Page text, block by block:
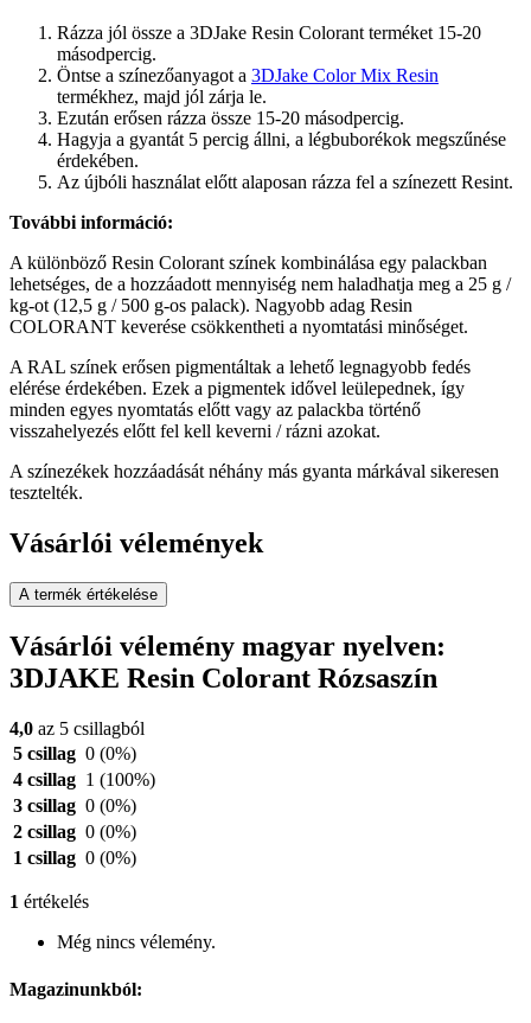
Rázza jól össze a 3DJake Resin Colorant terméket 15-20
másodpercig.
Öntse a színezőanyagot a 3DJake Color Mix Resin
termékhez, majd jól zárja le.
Ezután erősen rázza össze 15-20 másodpercig.
Hagyja a gyantát 5 percig állni, a légbuborékok megszűnése
érdekében.
Az újbóli használat előtt alaposan rázza fel a színezett Resint.
További információ:
A különböző Resin Colorant színek kombinálása egy palackban
lehetséges, de a hozzáadott mennyiség nem haladhatja meg a 25 g /
kg-ot (12,5 g / 500 g-os palack). Nagyobb adag Resin
COLORANT keverése csökkentheti a nyomtatási minőséget.
A RAL színek erősen pigmentáltak a lehető legnagyobb fedés
elérése érdekében. Ezek a pigmentek idővel leülepednek, így
minden egyes nyomtatás előtt vagy az palackba történő
visszahelyezés előtt fel kell keverni / rázni azokat.
A színezékek hozzáadását néhány más gyanta márkával sikeresen
tesztelték.
Vásárlói vélemények
A termék értékelése
Vásárlói vélemény magyar nyelven:
3DJAKE Resin Colorant Rózsaszín
4,0 az 5 csillagból
5 csillag 0 (0%)
4 csillag 1 (100%)
3 csillag 0 (0%)
2 csillag 0 (0%)
1 csillag 0 (0%)
1 értékelés
Még nincs vélemény.
Magazinunkból: